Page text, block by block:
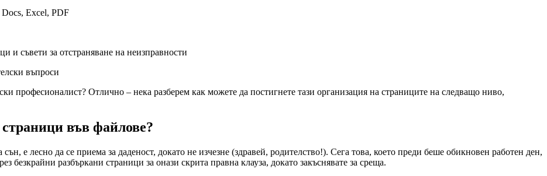
Excel, PDF
и съвети за отстраняване на неизправности
въпроси
професионалист? Отлично – нека разберем как можете да постигнете тази организация на страниците на следващо ниво,
във файлове?
е лесно да се приема за даденост, докато не изчезне (здравей, родителство!). Сега това, което преди беше обикновен работен ден,
безкрайни разбъркани страници за онази скрита правна клауза, докато закъснявате за среща.